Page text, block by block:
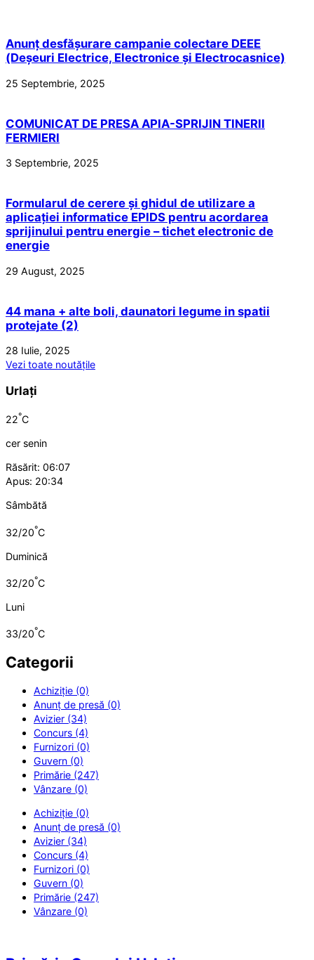
Anunț desfășurare campanie colectare DEEE
(Deșeuri Electrice, Electronice și Electrocasnice)
25 Septembrie, 2025
COMUNICAT DE PRESA APIA-SPRIJIN TINERII
FERMIERI
3 Septembrie, 2025
Formularul de cerere și ghidul de utilizare a
aplicației informatice EPIDS pentru acordarea
sprijinului pentru energie – tichet electronic de
energie
29 August, 2025
44 mana + alte boli, daunatori legume in spatii
protejate (2)
28 Iulie, 2025
Vezi toate noutățile
Urlați
22°C
cer senin
Răsărit: 06:07
Apus: 20:34
Sâmbătă
32/20°C
Duminică
32/20°C
Luni
33/20°C
Categorii
Achiziție (0)
Anunț de presă (0)
Avizier (34)
Concurs (4)
Furnizori (0)
Guvern (0)
Primărie (247)
Vânzare (0)
Achiziție (0)
Anunț de presă (0)
Avizier (34)
Concurs (4)
Furnizori (0)
Guvern (0)
Primărie (247)
Vânzare (0)